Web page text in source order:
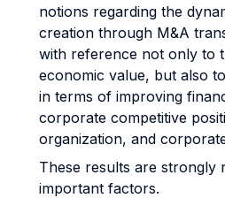
notions regarding the
creation through M&A
with reference not only to
economic value, but also
in terms of improving
corporate competitive
organization, and
These results are strongly
important factors.